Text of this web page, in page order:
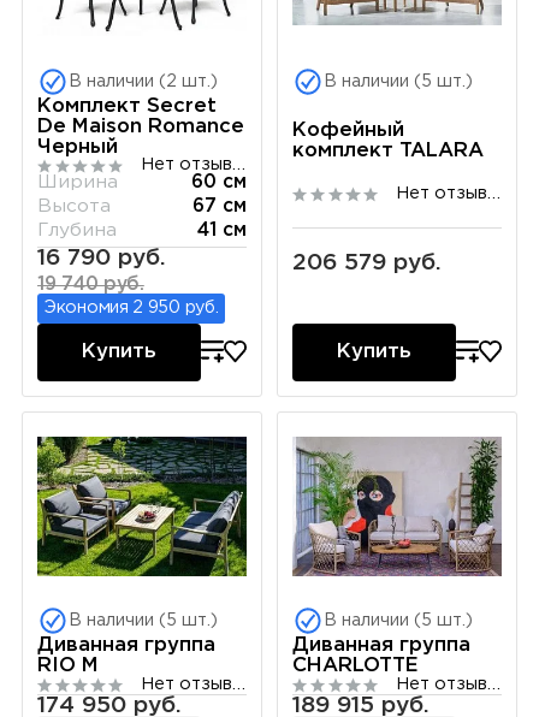
В наличии (2 шт.)
Комплект Secret
De Maison Romance
Черный
Нет отзывов
Ширина
60 см
Высота
67 см
Глубина
41 см
16 790 руб.
19 740 руб.
Экономия 2 950 руб.
Купить
В наличии (5 шт.)
Кофейный
комплект TALARA
206 579 руб.
Купить
В наличии (5 шт.)
Диванная группа
RIO М
174 950 руб.
В наличии (5 шт.)
Диванная группа
CHARLOTTE
189 915 руб.